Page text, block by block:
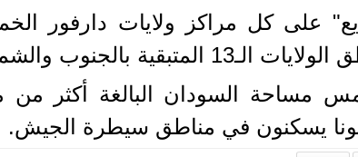
وبينها العاصمة الخرطوم.